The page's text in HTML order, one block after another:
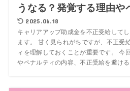
うなる？発覚する理由や
2025.06.18
キャリアアップ助成金を不正受給して
ます。 甘く見られがちですが、不正受
ィを理解しておくことが重要です。 今
やペナルティの内容、不正受給を避ける